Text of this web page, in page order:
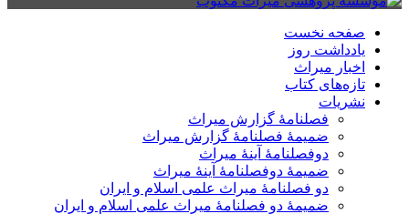
صفحه نخست
یادداشت روز
اخبار میراث
تازه‌های کتاب
نشریات
فصلنامۀ گزارش میراث
ضمیمۀ فصلنامۀ گزارش میراث
دوفصلنامۀ آینۀ میراث
ضمیمۀ دوفصلنامۀ آینۀ میراث
دو فصلنامۀ میراث علمی اسلام و ایران
ضمیمۀ دو فصلنامۀ میراث علمی اسلام و ایران